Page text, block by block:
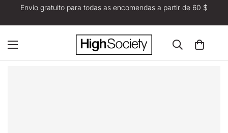
Envio gratuito para todas as encomendas a partir de 60 $